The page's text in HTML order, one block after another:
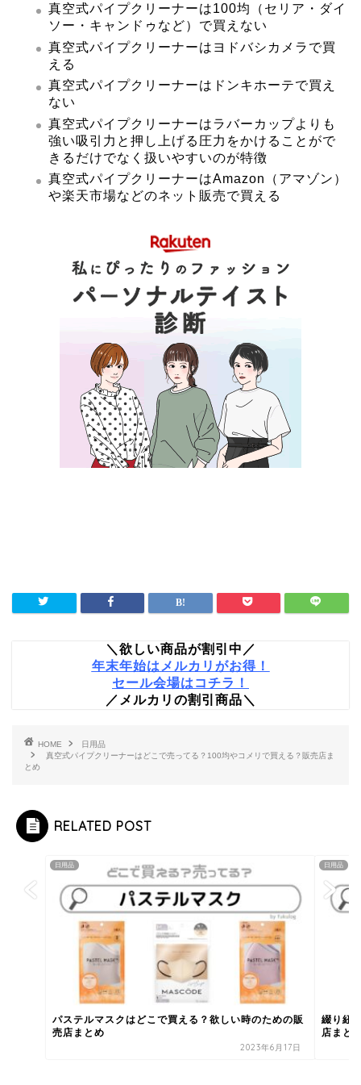
真空式パイプクリーナーは100均（セリア・ダイ
ソー・キャンドゥなど）で買えない
真空式パイプクリーナーはヨドバシカメラで買
える
真空式パイプクリーナーはドンキホーテで買え
ない
真空式パイプクリーナーはラバーカップよりも
強い吸引力と押し上げる圧力をかけることがで
きるだけでなく扱いやすいのが特徴
真空式パイプクリーナーはAmazon（アマゾン）
や楽天市場などのネット販売で買える
＼欲しい商品が割引中／
年末年始はメルカリがお得！
セール会場はコチラ！
／メルカリの割引商品＼
HOME
日用品
真空式パイプクリーナーはどこで売ってる？100均やコメリで買える？販売店ま
とめ
RELATED POST
日用品
パステルマスクはどこで買える？欲しい時のための販
売店まとめ
2023年6月17日
日用品
綴り紐
店まと